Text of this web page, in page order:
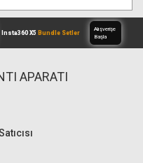
APARATI